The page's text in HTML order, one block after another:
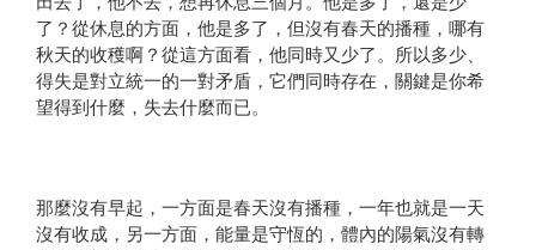
了？從休息的方面，他是多了，但沒有春天的播種，哪有
秋天的收穫啊？從這方面看，他同時又少了。所以多少、
得失是對立統一的一對矛盾，它們同時存在，關鍵是你希
望得到什麼，失去什麼而已。
那麼沒有早起，一方面是春天沒有播種，一年也就是一天
沒有收成，另一方面，能量是守恆的，體內的陽氣沒有轉